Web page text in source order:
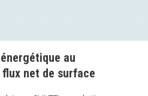
au
net de surface